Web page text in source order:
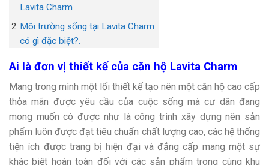
Lavita Charm
Môi trường sống tại Lavita Charm
có gì đặc biệt?.
Ai là đơn vị thiết kế của căn hộ Lavita Charm
Mang trong mình một lối thiết kế tạo nên một căn hộ cao cấp
thỏa mãn được yêu cầu của cuộc sống mà cư dân đang
mong muốn có được như là công trình xây dựng nên sản
phẩm luôn được đạt tiêu chuẩn chất lượng cao, các hệ thống
tiện ích được trang bị hiện đại và đẳng cấp mang một sự
khác biệt hoàn toàn đối với các sản phẩm trong cùng khu